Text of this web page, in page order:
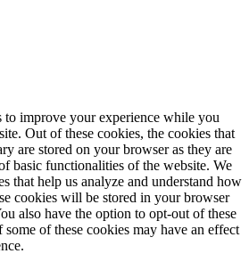
to improve your experience while you
Out of these cookies, the cookies that
are stored on your browser as they are
basic functionalities of the website. We
that help us analyze and understand how
cookies will be stored in your browser
also have the option to opt-out of these
of these cookies may have an effect